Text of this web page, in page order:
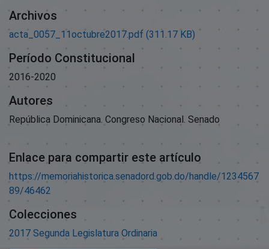
Archivos
acta_0057_11octubre2017.pdf (311.17 KB)
Período Constitucional
2016-2020
Autores
República Dominicana. Congreso Nacional. Senado
Enlace para compartir este artículo
https://memoriahistorica.senadord.gob.do/handle/1234567
89/46462
Colecciones
2017 Segunda Legislatura Ordinaria